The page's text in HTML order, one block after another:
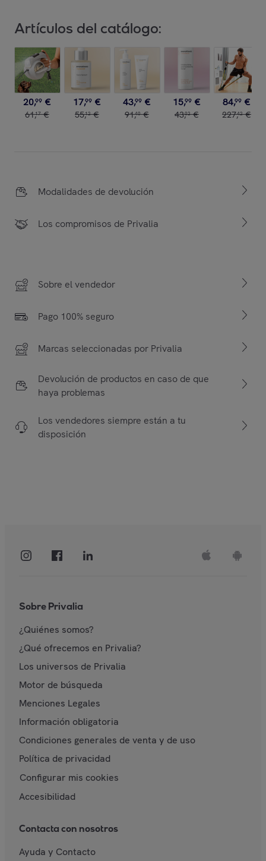
Artículos del catálogo:
20,99 €
61,17 €
17,99 €
55,12 €
43,99 €
91,40 €
15,99 €
43,02 €
84,99 €
227,42 €
Modalidades de devolución
Los compromisos de Privalia
Sobre el vendedor
Pago 100% seguro
Marcas seleccionadas por Privalia
Devolución de productos en caso de que
haya problemas
Los vendedores siempre están a tu
disposición
Sobre Privalia
¿Quiénes somos?
¿Qué ofrecemos en Privalia?
Los universos de Privalia
Motor de búsqueda
Menciones Legales
Información obligatoria
Condiciones generales de venta y de uso
Política de privacidad
Configurar mis cookies
Accesibilidad
Contacta con nosotros
Ayuda y Contacto